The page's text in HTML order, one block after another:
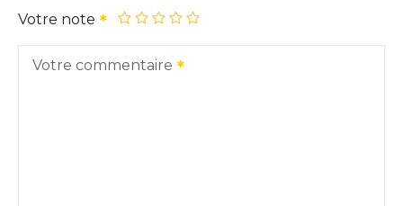
Votre note
Votre commentaire